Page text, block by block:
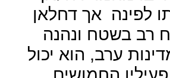
לפינה אך דחלאן
רב בשטח ונהנה
ערב, הוא יכול
החמושים